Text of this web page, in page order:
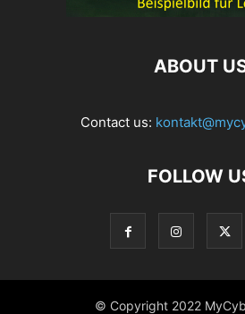
ABOUT
Contact us:
FOLLOW
© Copyright 2022